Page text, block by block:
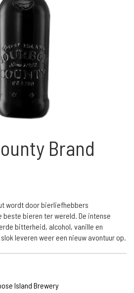
Brand
wordt door bierliefhebbers
beste bieren ter wereld. De intense
bitterheid, alcohol, vanille en
leveren weer een nieuw avontuur op.
Island Brewery